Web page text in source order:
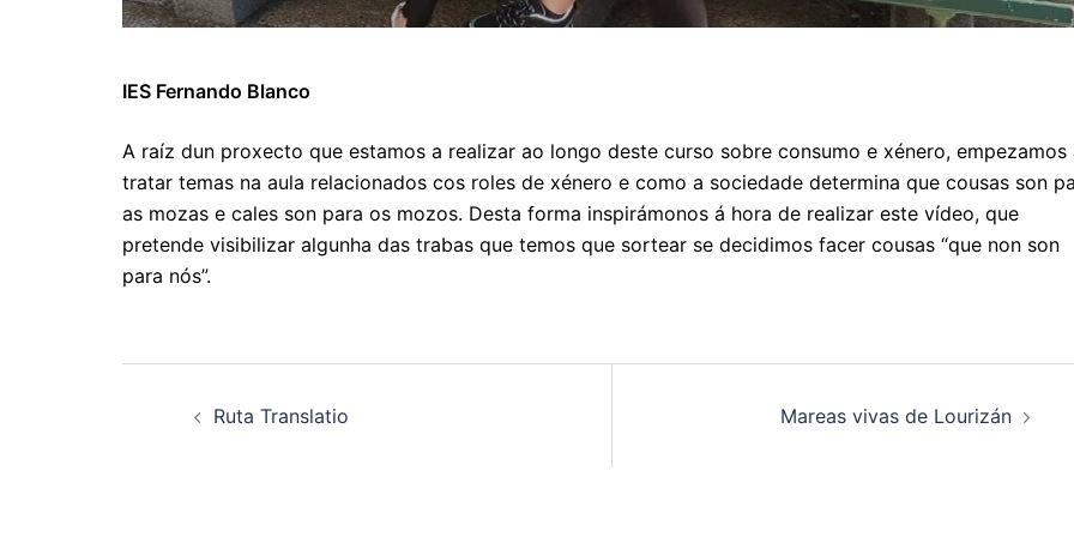
IES Fernando Blanco
A raíz dun proxecto que estamos a realizar ao longo deste curso sobre consumo e xénero, empezamos
tratar temas na aula relacionados cos roles de xénero e como a sociedade determina que cousas son
as mozas e cales son para os mozos. Desta forma inspirámonos á hora de realizar este vídeo, que
pretende visibilizar algunha das trabas que temos que sortear se decidimos facer cousas “que non son
para nós”.
Ruta Translatio Mareas vivas de Lourizán